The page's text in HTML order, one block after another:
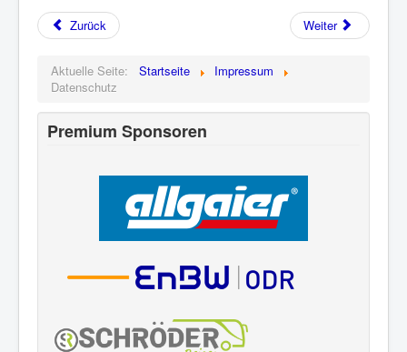
Zurück Weiter
Aktuelle Seite: Startseite
Impressum
Datenschutz
Premium Sponsoren